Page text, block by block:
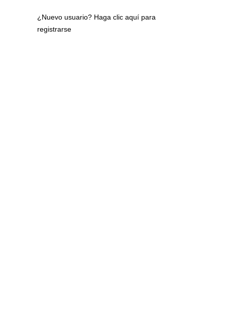
¿Nuevo usuario? Haga clic aquí para
registrarse